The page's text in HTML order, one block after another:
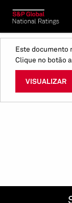
Este documento
Clique no botão
VISUALIZAR